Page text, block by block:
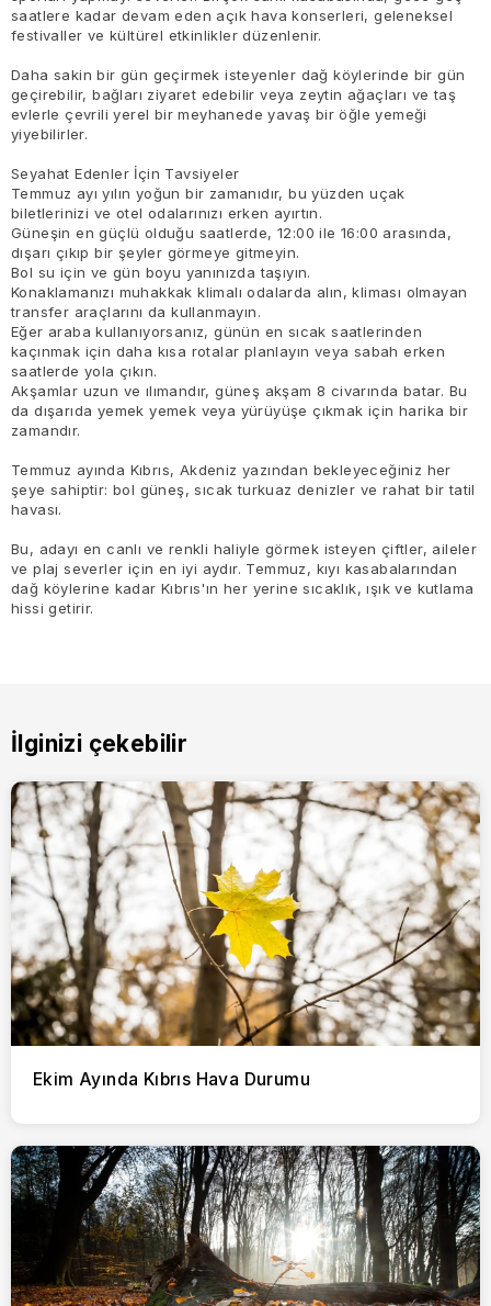
saatlere kadar devam eden açık hava konserleri, geleneksel
festivaller ve kültürel etkinlikler düzenlenir.
Daha sakin bir gün geçirmek isteyenler dağ köylerinde bir gün
geçirebilir, bağları ziyaret edebilir veya zeytin ağaçları ve taş
evlerle çevrili yerel bir meyhanede yavaş bir öğle yemeği
yiyebilirler.
Seyahat Edenler İçin Tavsiyeler
Temmuz ayı yılın yoğun bir zamanıdır, bu yüzden uçak
biletlerinizi ve otel odalarınızı erken ayırtın.
Güneşin en güçlü olduğu saatlerde, 12:00 ile 16:00 arasında,
dışarı çıkıp bir şeyler görmeye gitmeyin.
Bol su için ve gün boyu yanınızda taşıyın.
Konaklamanızı muhakkak klimalı odalarda alın, kliması olmayan
transfer araçlarını da kullanmayın.
Eğer araba kullanıyorsanız, günün en sıcak saatlerinden
kaçınmak için daha kısa rotalar planlayın veya sabah erken
saatlerde yola çıkın.
Akşamlar uzun ve ılımandır, güneş akşam 8 civarında batar. Bu
da dışarıda yemek yemek veya yürüyüşe çıkmak için harika bir
zamandır.
Temmuz ayında Kıbrıs, Akdeniz yazından bekleyeceğiniz her
şeye sahiptir: bol güneş, sıcak turkuaz denizler ve rahat bir tatil
havası.
Bu, adayı en canlı ve renkli haliyle görmek isteyen çiftler, aileler
ve plaj severler için en iyi aydır. Temmuz, kıyı kasabalarından
dağ köylerine kadar Kıbrıs'ın her yerine sıcaklık, ışık ve kutlama
hissi getirir.
İlginizi çekebilir
Ekim Ayında Kıbrıs Hava Durumu